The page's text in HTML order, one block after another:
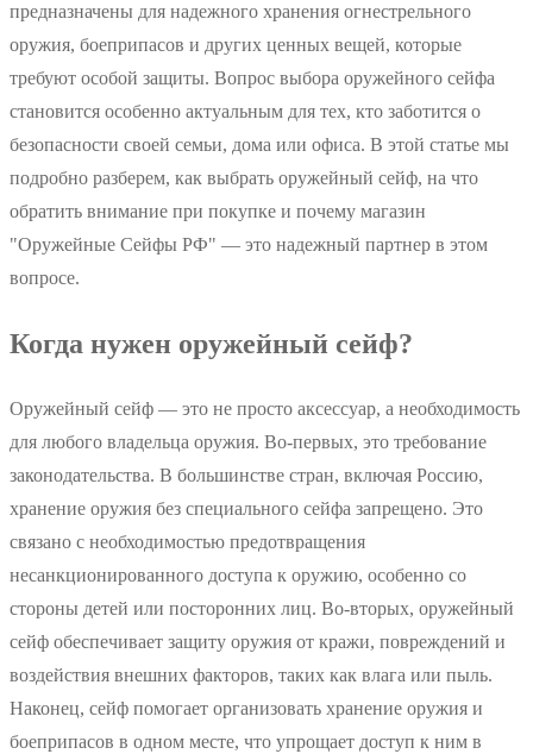
предназначены для надежного хранения огнестрельного
оружия, боеприпасов и других ценных вещей, которые
требуют особой защиты. Вопрос выбора оружейного сейфа
становится особенно актуальным для тех, кто заботится о
безопасности своей семьи, дома или офиса. В этой статье мы
подробно разберем, как выбрать оружейный сейф, на что
обратить внимание при покупке и почему магазин
"Оружейные Сейфы РФ" — это надежный партнер в этом
вопросе.
Когда нужен оружейный сейф?
Оружейный сейф — это не просто аксессуар, а необходимость
для любого владельца оружия. Во-первых, это требование
законодательства. В большинстве стран, включая Россию,
хранение оружия без специального сейфа запрещено. Это
связано с необходимостью предотвращения
несанкционированного доступа к оружию, особенно со
стороны детей или посторонних лиц. Во-вторых, оружейный
сейф обеспечивает защиту оружия от кражи, повреждений и
воздействия внешних факторов, таких как влага или пыль.
Наконец, сейф помогает организовать хранение оружия и
боеприпасов в одном месте, что упрощает доступ к ним в